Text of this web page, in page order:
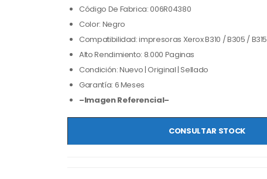
Código De Fabrica: 006R04380
Color: Negro
Compatibilidad: impresoras Xerox B310 / B305 / B315
Alto Rendimiento: 8.000 Paginas
Condición: Nuevo | Original | Sellado
Garantía: 6 Meses
–Imagen Referencial–
CONSULTAR STOCK